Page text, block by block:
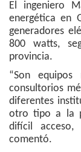
El ingeniero
energética en
generadores
800 watts,
provincia.
“Son
consultorios
diferentes
otro tipo a la
difícil
comentó.